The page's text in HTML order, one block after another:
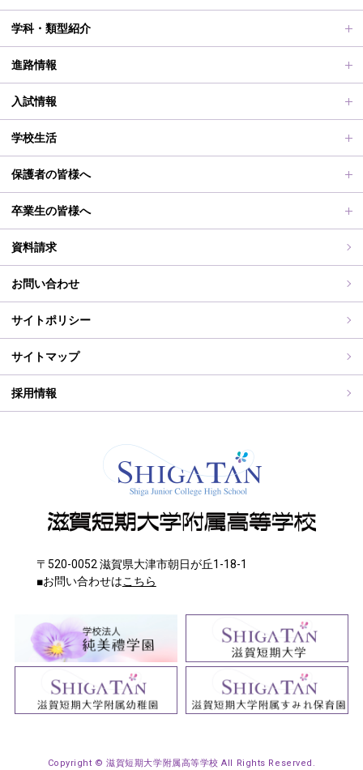
ごあいさつ、沿革
動画で見る学校案内、SUMIRE100-Fes
施設紹介
アクセス
め対策基本方針
学科・類型紹介
普通科Ⅱ類
普通科Ⅰ類
滋賀短での学び
進路情報
進路サポート
合格者メッセージ
進路実績
滋賀短期大学への推薦制度
入試情報
オープンスクール
オープンスクールレポート
2026年度（令和8年度）募集概要
過去の入試問題
学校生活
部活動、生徒会行事
制服紹介
海外研修旅行
学校行事
保護者の皆様へ
保護者の皆様へ
PT通信
卒業生の皆様へ
各種証明書交付について
同窓会事務局よりお知らせ
同窓会報（すみれ）、すみれweb
ご住所変更
資料請求
お問い合わせ
サイトポリシー
サイトマップ
採用情報
〒520-0052 滋賀県大津市朝日が丘1-18-1
■お問い合わせはこちら
Copyright © 滋賀短期大学附属高等学校 All Rights Reserved.